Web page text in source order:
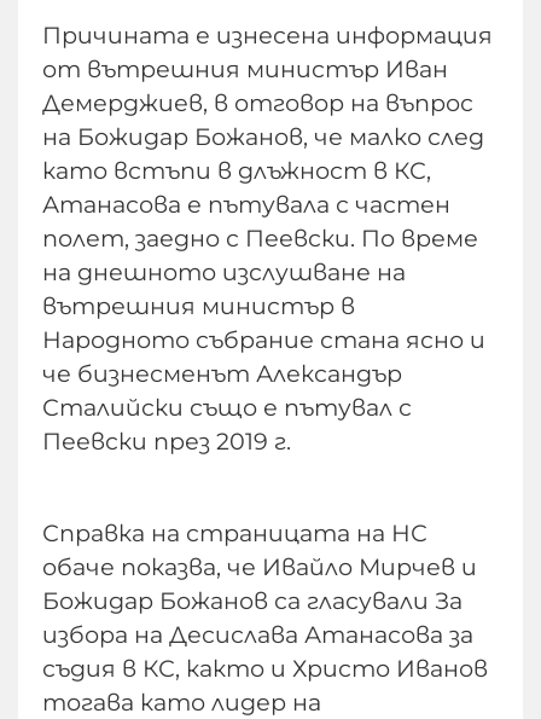
Причината е изнесена информация
от вътрешния министър Иван
Демерджиев, в отговор на въпрос
на Божидар Божанов, че малко след
като встъпи в длъжност в КС,
Атанасова е пътувала с частен
полет, заедно с Пеевски. По време
на днешното изслушване на
вътрешния министър в
Народното събрание стана ясно и
че бизнесменът Александър
Сталийски също е пътувал с
Пеевски през 2019 г.
Справка на страницата на НС
обаче показва, че Ивайло Мирчев и
Божидар Божанов са гласували За
избора на Десислава Атанасова за
съдия в КС, както и Христо Иванов
тогава като лидер на